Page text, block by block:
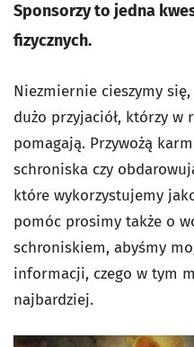
Sponsorzy to jedna
fizycznych.
Niezmiernie cieszymy
dużo przyjaciół, którzy w
pomagają. Przywożą
schroniska czy
które wykorzystujemy
pomóc prosimy także o
schroniskiem, abyśmy
informacji, czego w tym
najbardziej.